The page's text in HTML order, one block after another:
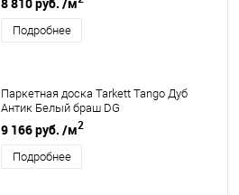
Подробнее
Паркетная доска Tarkett Tango Дуб
Антик Белый браш DG
9 166 руб. /м2
Подробнее